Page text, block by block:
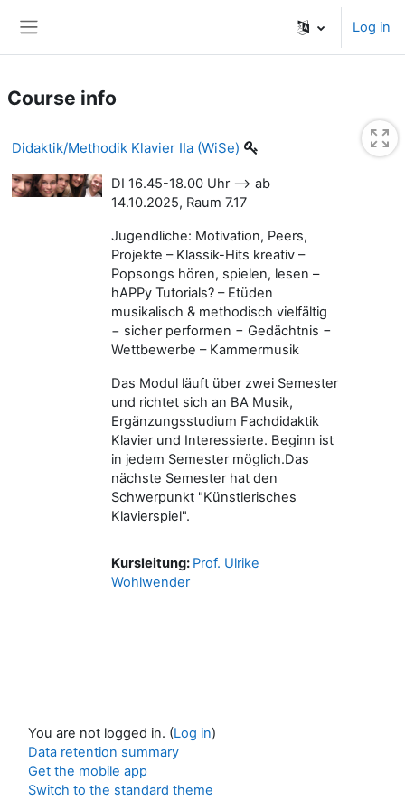
Log in
Course info
Didaktik/Methodik Klavier IIa (WiSe)
DI 16.45-18.00 Uhr --> ab
14.10.2025, Raum 7.17
Jugendliche: Motivation, Peers,
Projekte – Klassik-Hits kreativ –
Popsongs hören, spielen, lesen –
hAPPy Tutorials? – Etüden
musikalisch & methodisch vielfältig
− sicher performen − Gedächtnis −
Wettbewerbe – Kammermusik
Das Modul läuft über zwei Semester
und richtet sich an BA Musik,
Ergänzungsstudium Fachdidaktik
Klavier und Interessierte. Beginn ist
in jedem Semester möglich.Das
nächste Semester hat den
Schwerpunkt "Künstlerisches
Klavierspiel".
Kursleitung: Prof. Ulrike
Wohlwender
You are not logged in. (Log in)
Data retention summary
Get the mobile app
Switch to the standard theme